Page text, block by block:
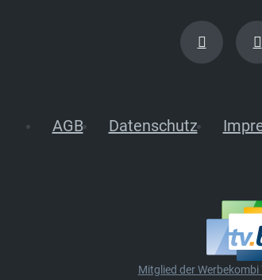
AGB Datenschutz
Mitglied der